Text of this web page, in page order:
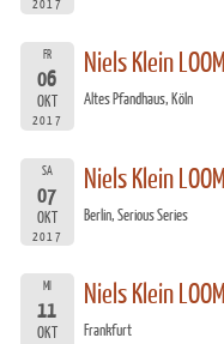
2017
FR
06
OKT
2017
Niels Klein LOOM
Altes Pfandhaus, Köln
SA
07
OKT
2017
Niels Klein LOOM
Berlin, Serious Series
MI
11
OKT
Niels Klein LOOM
Frankfurt